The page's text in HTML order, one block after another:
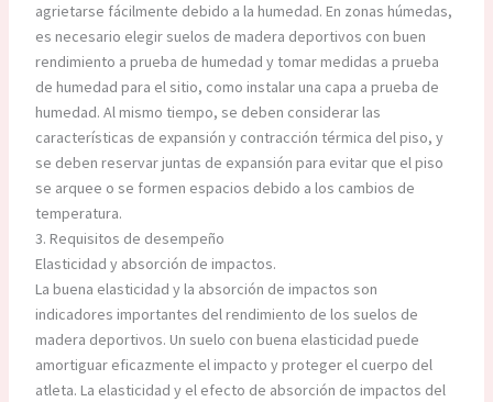
agrietarse fácilmente debido a la humedad. En zonas húmedas,
es necesario elegir suelos de madera deportivos con buen
rendimiento a prueba de humedad y tomar medidas a prueba
de humedad para el sitio, como instalar una capa a prueba de
humedad. Al mismo tiempo, se deben considerar las
características de expansión y contracción térmica del piso, y
se deben reservar juntas de expansión para evitar que el piso
se arquee o se formen espacios debido a los cambios de
temperatura.
3. Requisitos de desempeño
Elasticidad y absorción de impactos.
La buena elasticidad y la absorción de impactos son
indicadores importantes del rendimiento de los suelos de
madera deportivos. Un suelo con buena elasticidad puede
amortiguar eficazmente el impacto y proteger el cuerpo del
atleta. La elasticidad y el efecto de absorción de impactos del